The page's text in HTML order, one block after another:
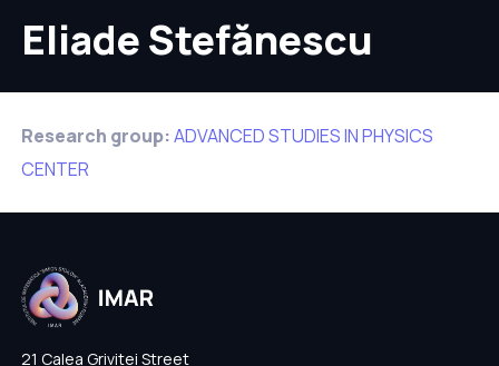
Eliade Stefănescu
Research group:ADVANCED STUDIES IN PHYSICS
CENTER
21 Calea Grivitei Street